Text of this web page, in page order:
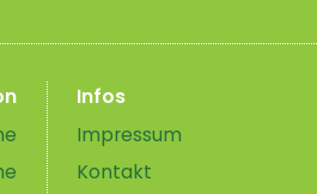
Infos
Impressum
Kontakt